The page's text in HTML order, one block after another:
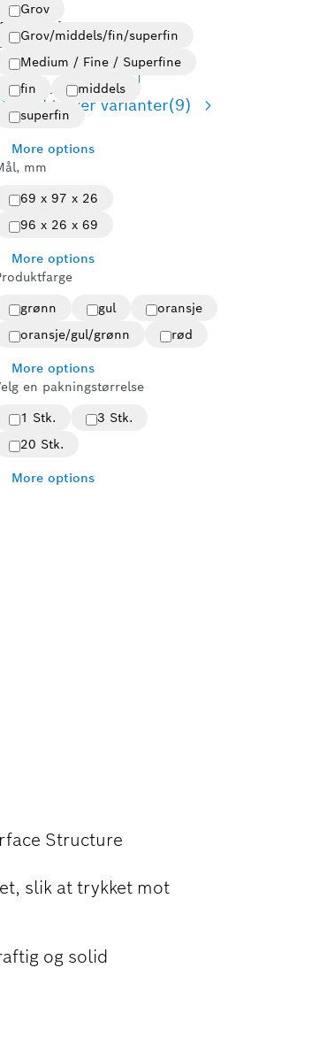
Grov
Grov/middels/fin/superfin
Medium / Fine / Superfine
fin
middels
superfin
More options
mm
69 x 97 x 26
96 x 26 x 69
More options
grønn
gul
oransje
oransje/gul/grønn
rød
More options
en pakningstørrelse
1 Stk.
3 Stk.
20 Stk.
More options
variant
Endre variant
over varianter(9)
Structure
slik at trykket mot
og solid